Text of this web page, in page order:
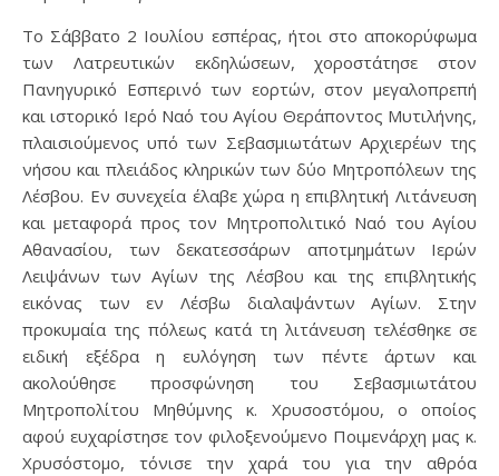
Το Σάββατο 2 Ιουλίου εσπέρας, ήτοι στο αποκορύφωμα
των Λατρευτικών εκδηλώσεων, χοροστάτησε στον
Πανηγυρικό Εσπερινό των εορτών, στον μεγαλοπρεπή
και ιστορικό Ιερό Ναό του Αγίου Θεράποντος Μυτιλήνης,
πλαισιούμενος υπό των Σεβασμιωτάτων Αρχιερέων της
νήσου και πλειάδος κληρικών των δύο Μητροπόλεων της
Λέσβου. Εν συνεχεία έλαβε χώρα η επιβλητική Λιτάνευση
και μεταφορά προς τον Μητροπολιτικό Ναό του Αγίου
Αθανασίου, των δεκατεσσάρων αποτμημάτων Ιερών
Λειψάνων των Αγίων της Λέσβου και της επιβλητικής
εικόνας των εν Λέσβω διαλαψάντων Αγίων. Στην
προκυμαία της πόλεως κατά τη λιτάνευση τελέσθηκε σε
ειδική εξέδρα η ευλόγηση των πέντε άρτων και
ακολούθησε προσφώνηση του Σεβασμιωτάτου
Μητροπολίτου Μηθύμνης κ. Χρυσοστόμου, ο οποίος
αφού ευχαρίστησε τον φιλοξενούμενο Ποιμενάρχη μας κ.
Χρυσόστομο, τόνισε την χαρά του για την αθρόα